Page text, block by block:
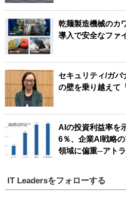
乾麺製造機械のカ
導入で安全なファ
セキュリティ/ガバ
の壁を乗り越えて
AIの投資利益率を
6％、企業AI戦略
領域に偏重─アト
IT Leadersをフォローする